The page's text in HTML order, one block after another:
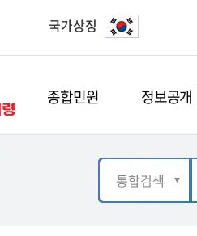
국가상징
종합민원 정보공개